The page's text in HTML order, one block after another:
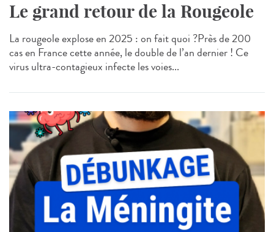
Le grand retour de la Rougeole
La rougeole explose en 2025 : on fait quoi ?Près de 200
cas en France cette année, le double de l’an dernier ! Ce
virus ultra-contagieux infecte les voies...